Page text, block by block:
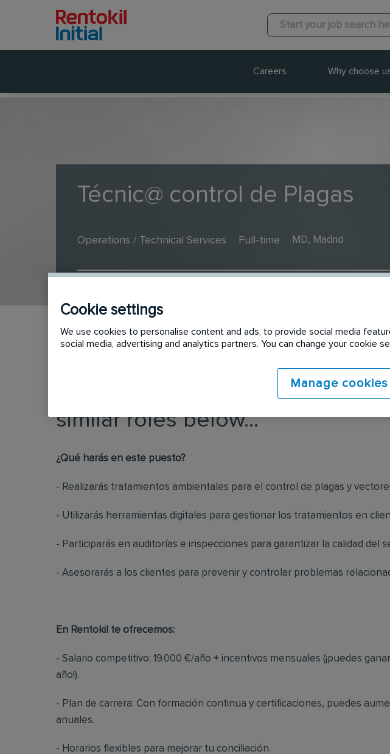
Careers Why choose
Técnic@ control de Plagas
Operations / Technical Services Full-time MD, Madrid
This vacancy has now expired.
similar roles below...
¿Qué harás en este puesto?
- Realizarás tratamientos ambientales para el control de plagas y
- Utilizarás herramientas digitales para gestionar los tratamientos en
- Participarás en auditorías e inspecciones para garantizar la calidad del
- Asesorarás a los clientes para prevenir y controlar problemas
En Rentokil te ofrecemos:
- Salario competitivo: 19.000 €/año + incentivos mensuales (¡puedes
año!).
- Plan de carrera: Con formación continua y certificaciones, puedes
anuales.
- Horarios flexibles para mejorar tu conciliación.
Cookie settings
We use cookies to personalise content and ads, to provide social media
social media, advertising and analytics partners. You can change your cookie
Manage cookies